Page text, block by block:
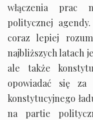
włączenia prac
politycznej
coraz lepiej
najbliższych latach
ale także
opowiadać się za
konstytucyjnego
na partie